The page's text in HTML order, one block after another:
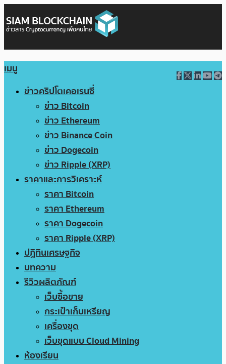
เมนู
ข่าวคริปโตเคอเรนซี่
ข่าว Bitcoin
ข่าว Ethereum
ข่าว Binance Coin
ข่าว Dogecoin
ข่าว Ripple (XRP)
ราคาและการวิเคราะห์
ราคา Bitcoin
ราคา Ethereum
ราคา Dogecoin
ราคา Ripple (XRP)
ปฏิทินเศรษฐกิจ
บทความ
รีวิวผลิตภัณฑ์
เว็บซื้อขาย
กระเป๋าเก็บเหรียญ
เครื่องขุด
เว็บขุดแบบ Cloud Mining
ห้องเรียน